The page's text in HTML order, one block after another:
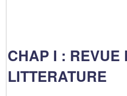
CHAP I : REVUE
LITTERATURE